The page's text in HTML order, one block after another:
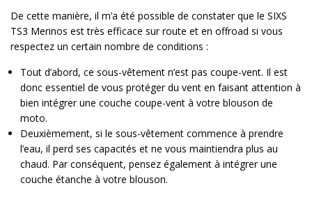
De cette manière, il m’a été possible de constater que le SIXS
TS3 Merinos est très efficace sur route et en offroad si vous
respectez un certain nombre de conditions :
Tout d’abord, ce sous-vêtement n’est pas coupe-vent. Il est
donc essentiel de vous protéger du vent en faisant attention à
bien intégrer une couche coupe-vent à votre blouson de
moto.
Deuxièmement, si le sous-vêtement commence à prendre
l’eau, il perd ses capacités et ne vous maintiendra plus au
chaud. Par conséquent, pensez également à intégrer une
couche étanche à votre blouson.